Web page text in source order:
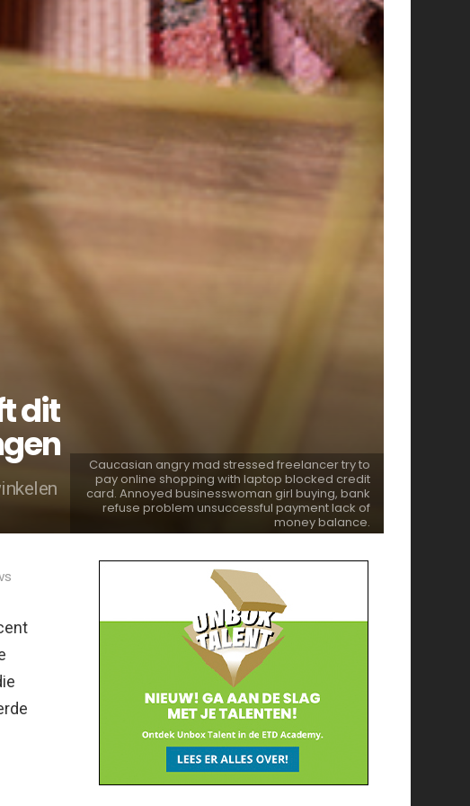
dit
Caucasian angry mad stressed freelancer try to
pay online shopping with laptop blocked credit
card. Annoyed businesswoman girl buying, bank
refuse problem unsuccessful payment lack of
money balance.